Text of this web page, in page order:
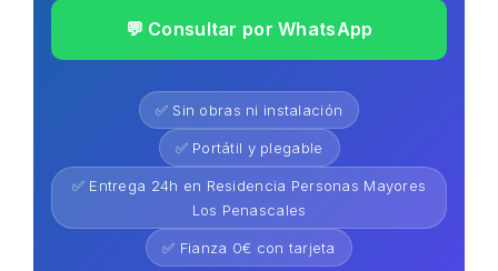
💬 Consultar por WhatsApp
✅ Sin obras ni instalación
✅ Portátil y plegable
✅ Entrega 24h en Residencia Personas Mayores
Los Penascales
✅ Fianza 0€ con tarjeta